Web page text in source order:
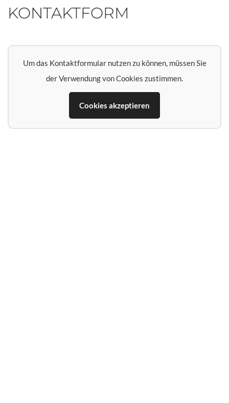
KONTAKTFORM
Um das Kontaktformular nutzen zu können, müssen Sie
der Verwendung von Cookies zustimmen.
Cookies akzeptieren